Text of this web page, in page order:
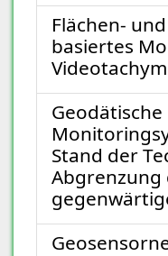
Flächen-
basiertes
Geodätische
Stand der
Abgrenzung